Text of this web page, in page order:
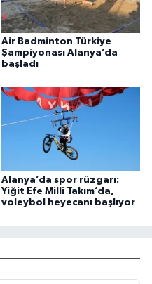
Air Badminton Türkiye
Şampiyonası Alanya’da
başladı
Alanya’da spor rüzgarı:
Yiğit Efe Milli Takım’da,
voleybol heyecanı başlıyor